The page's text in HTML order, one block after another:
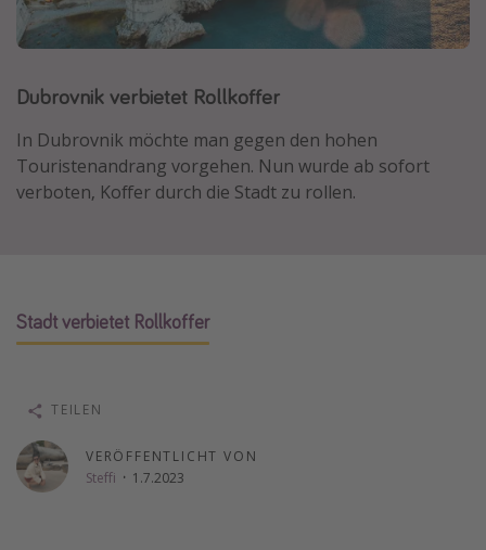
Normandie Urlaub
St. Lucia Urlaub
Kefalonia Urlaub
Krabi Urlaub
Tulum Urlaub
Reisethemen
Wellnessurlaub
Disneyland Paris
Roadtrips
Dubrovnik verbietet Rollkoffer
In Dubrovnik möchte man gegen den hohen
Touristenandrang vorgehen. Nun wurde ab sofort
verboten, Koffer durch die Stadt zu rollen.
Stadt verbietet Rollkoffer
VERÖFFENTLICHT VON
Steffi · 1.7.2023
TEILEN